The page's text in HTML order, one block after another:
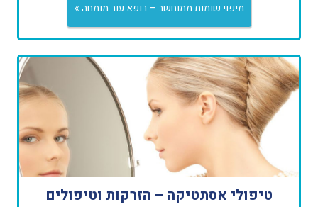
מיפוי שומות ממוחשב – רופא עור מומחה »
טיפולי אסתטיקה – הזרקות וטיפולים